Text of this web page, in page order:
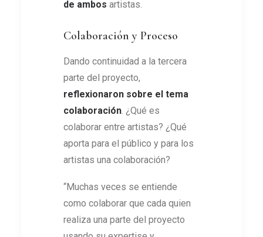
de ambos artistas.
Colaboración y Proceso
Dando continuidad a la tercera
parte del proyecto,
reflexionaron sobre el tema
colaboración. ¿Qué es
colaborar entre artistas? ¿Qué
aporta para el público y para los
artistas una colaboración?
“Muchas veces se entiende
como colaborar que cada quien
realiza una parte del proyecto